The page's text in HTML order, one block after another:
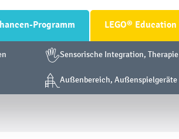
Programm LEGO® Education
Sensorische Integration, Therapie
Außenbereich, Außenspielgeräte